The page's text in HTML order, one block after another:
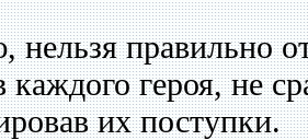
правильно
каждого героя, не
их поступки.